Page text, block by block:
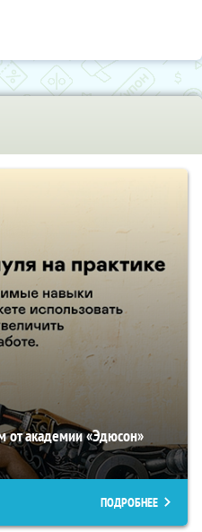
от академии «Эдюсон»
ПОДРОБНЕЕ